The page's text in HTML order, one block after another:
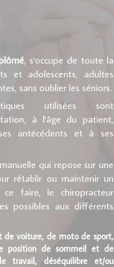
, s'occupe de toute la
et adolescents, adultes
sans oublier les séniors.
utilisées sont
à l'âge du patient,
antécédents et à ses
qui repose sur une
rétablir ou maintenir un
faire, le chiropracteur
possibles aux différents
de voiture, de moto de sport,
position de sommeil et de
travail, déséquilibre et/ou